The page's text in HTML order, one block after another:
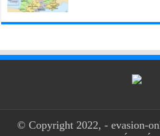
© Copyright 2022, - evasion-